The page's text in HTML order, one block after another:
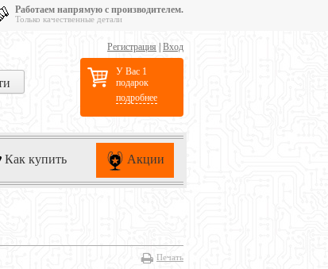
Работаем напрямую с производителем.
Только качественные детали
Регистрация Вход
У Вас 1
подарок
подробнее
Как купить Акции
Печать